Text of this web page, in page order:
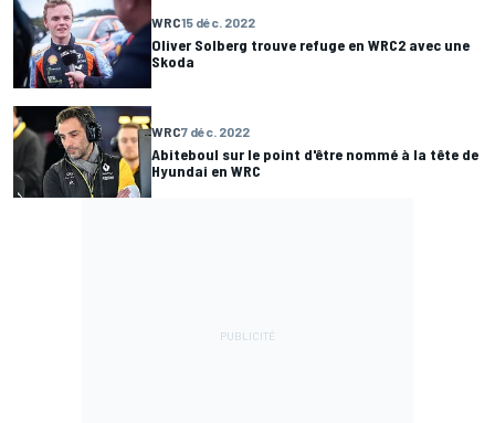
WRC15 déc. 2022
Oliver Solberg trouve refuge en WRC2 avec une
Skoda
WRC7 déc. 2022
Abiteboul sur le point d'être nommé à la tête de
Hyundai en WRC